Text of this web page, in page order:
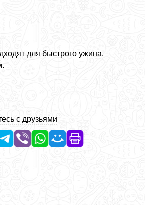
для быстрого ужина.
с друзьями